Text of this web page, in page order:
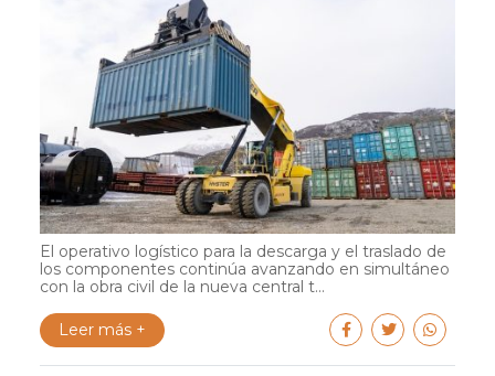
El operativo logístico para la descarga y el traslado de
los componentes continúa avanzando en simultáneo
con la obra civil de la nueva central t...
Leer más +